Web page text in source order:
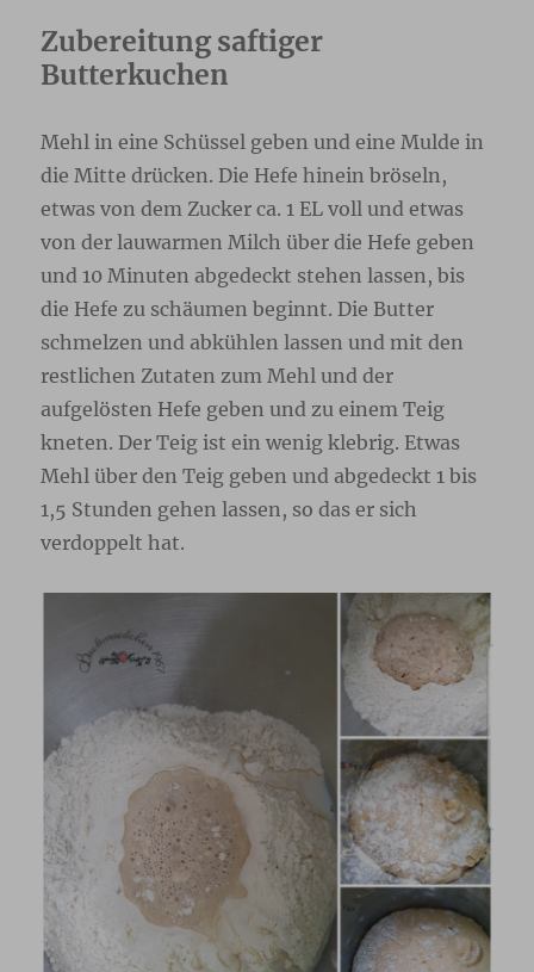
Zubereitung saftiger
Butterkuchen
Mehl in eine Schüssel geben und eine Mulde in
die Mitte drücken. Die Hefe hinein bröseln,
etwas von dem Zucker ca. 1 EL voll und etwas
von der lauwarmen Milch über die Hefe geben
und 10 Minuten abgedeckt stehen lassen, bis
die Hefe zu schäumen beginnt. Die Butter
schmelzen und abkühlen lassen und mit den
restlichen Zutaten zum Mehl und der
aufgelösten Hefe geben und zu einem Teig
kneten. Der Teig ist ein wenig klebrig. Etwas
Mehl über den Teig geben und abgedeckt 1 bis
1,5 Stunden gehen lassen, so das er sich
verdoppelt hat.